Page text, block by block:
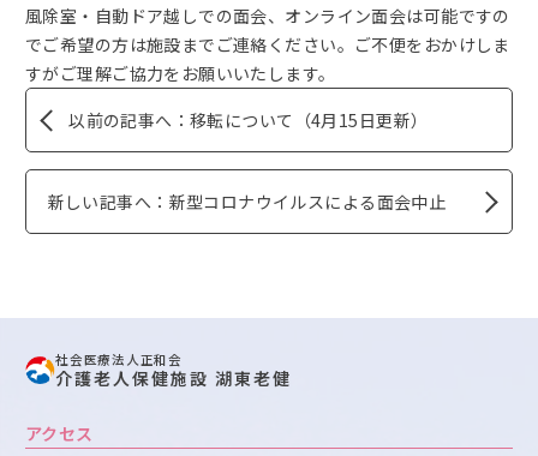
風除室・自動ドア越しでの面会、オンライン面会は可能ですの
でご希望の方は施設までご連絡ください。ご不便をおかけしま
すがご理解ご協力をお願いいたします。
以前の記事へ：移転について（4月15日更新）
新しい記事へ：新型コロナウイルスによる面会中止
社会医療法人正和会
介護老人保健施設 湖東老健
アクセス